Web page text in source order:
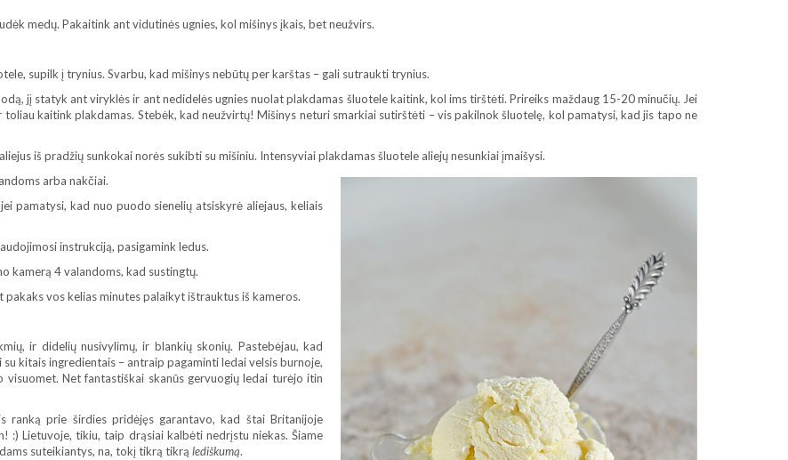
medų. Pakaitink ant vidutinės ugnies, kol mišinys įkais, bet neužvirs.
supilk į trynius. Svarbu, kad mišinys nebūtų per karštas – gali sutraukti trynius.
jį statyk ant viryklės ir ant nedidelės ugnies nuolat plakdamas šluotele kaitink, kol ims tirštėti. Prireiks maždaug 15-20 minučių. Jei
kaitink plakdamas. Stebėk, kad neužvirtų! Mišinys neturi smarkiai sutirštėti – vis pakilnok šluotelę, kol pamatysi, kad jis tapo ne
iš pradžių sunkokai norės sukibti su mišiniu. Intensyviai plakdamas šluotele aliejų nesunkiai įmaišysi.
arba nakčiai.
pamatysi, kad nuo puodo sienelių atsiskyrė aliejaus, keliais
instrukciją, pasigamink ledus.
kamerą 4 valandoms, kad sustingtų.
vos kelias minutes palaikyt ištrauktus iš kameros.
ir didelių nusivylimų, ir blankių skonių. Pastebėjau, kad
kitais ingredientais – antraip pagaminti ledai velsis burnoje,
Net fantastiškai skanūs gervuogių ledai turėjo itin
ranką prie širdies pridėjęs garantavo, kad štai Britanijoje
:) Lietuvoje, tikiu, taip drąsiai kalbėti nedrįstu niekas. Šiame
suteikiantys, na, tokį tikrą tikrą lediškumą.